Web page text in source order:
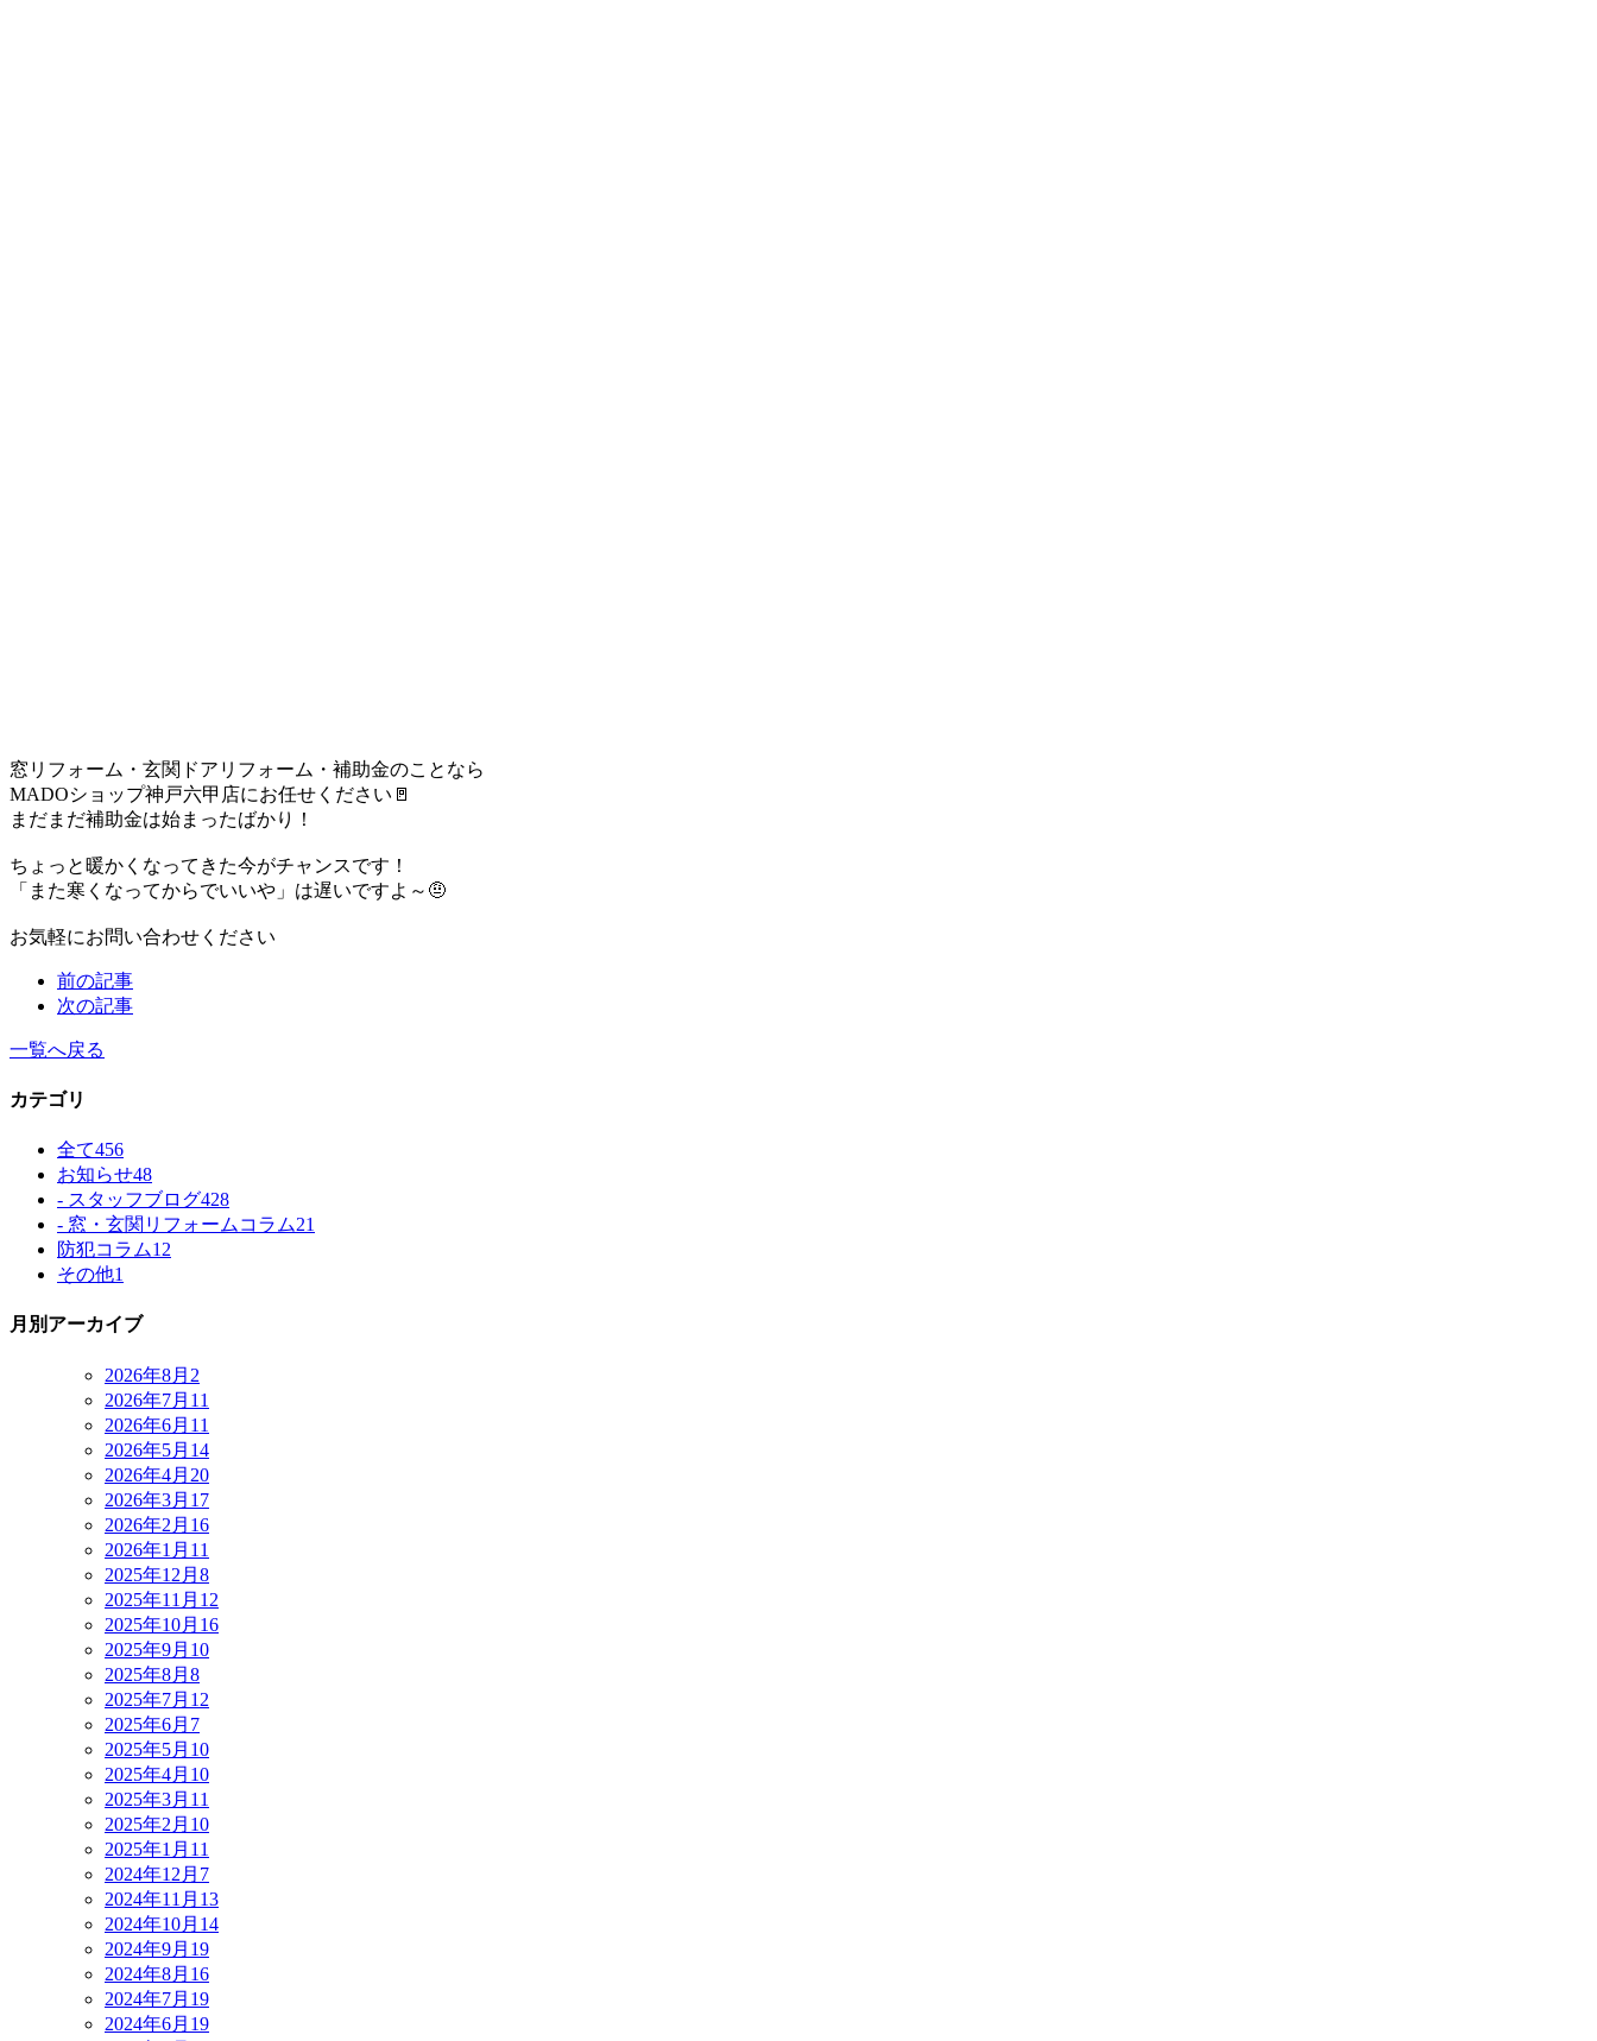
窓リフォーム・玄関ドアリフォーム・補助金のことなら
MADOショップ神戸六甲店にお任せください🚪
まだまだ補助金は始まったばかり！
ちょっと暖かくなってきた今がチャンスです！
「また寒くなってからでいいや」は遅いですよ～🤨
お気軽にお問い合わせください
前の記事
次の記事
一覧へ戻る
カテゴリ
全て456
お知らせ48
- スタッフブログ428
- 窓・玄関リフォームコラム21
防犯コラム12
その他1
月別アーカイブ
2026年8月 2
2026年7月 11
2026年6月 11
2026年5月 14
2026年4月 20
2026年3月 17
2026年2月 16
2026年1月 11
2025年12月 8
2025年11月 12
2025年10月 16
2025年9月 10
2025年8月 8
2025年7月 12
2025年6月 7
2025年5月 10
2025年4月 10
2025年3月 11
2025年2月 10
2025年1月 11
2024年12月 7
2024年11月 13
2024年10月 14
2024年9月 19
2024年8月 16
2024年7月 19
2024年6月 19